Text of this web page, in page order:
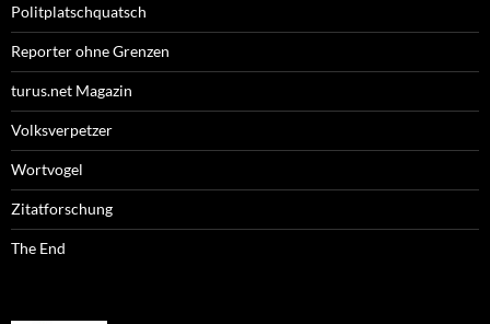
Politplatschquatsch
Reporter ohne Grenzen
turus.net Magazin
Volksverpetzer
Wortvogel
Zitatforschung
The End